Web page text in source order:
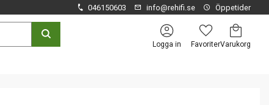
046150603 info@rehifi.se Öppetider
Logga in
Favoriter
Kundvagn